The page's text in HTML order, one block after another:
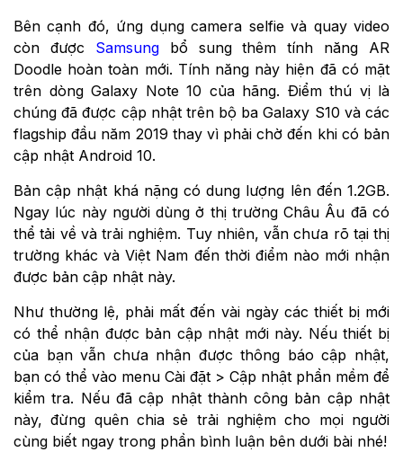
Bên cạnh đó, ứng dụng camera selfie và quay video
còn được Samsungbổ sung thêm tính năng AR
Doodle hoàn toàn mới. Tính năng này hiện đã có mặt
trên dòng Galaxy Note 10 của hãng. Điểm thú vị là
chúng đã được cập nhật trên bộ ba Galaxy S10 và các
flagship đầu năm 2019 thay vì phải chờ đến khi có bản
cập nhật Android 10.
Bản cập nhật khá nặng có dung lượng lên đến 1.2GB.
Ngay lúc này người dùng ở thị trường Châu Âu đã có
thể tải về và trải nghiệm. Tuy nhiên, vẫn chưa rõ tại thị
trường khác và Việt Nam đến thời điểm nào mới nhận
được bản cập nhật này.
Như thường lệ, phải mất đến vài ngày các thiết bị mới
có thể nhận được bản cập nhật mới này. Nếu thiết bị
của bạn vẫn chưa nhận được thông báo cập nhật,
bạn có thể vào menu Cài đặt > Cập nhật phần mềm để
kiểm tra. Nếu đã cập nhật thành công bản cập nhật
này, đừng quên chia sẻ trải nghiệm cho mọi người
cùng biết ngay trong phần bình luận bên dưới bài nhé!